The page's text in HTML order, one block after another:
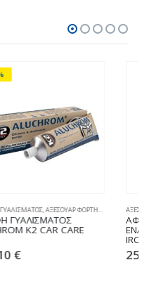
& ΣΥΝΤΗΡΗΣΗ
ΦΟΡΤΗΓΩΝ,ΚΑΘΑΡΙΣΜΟΣ & ΣΥΝΤΗΡΗΣΗ
ΥΓΡΟ
ΣΙΔΗΡΟΥ
€